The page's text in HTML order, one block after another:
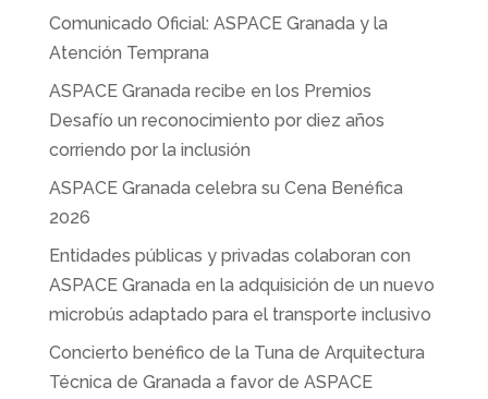
Comunicado Oficial: ASPACE Granada y la
Atención Temprana
ASPACE Granada recibe en los Premios
Desafío un reconocimiento por diez años
corriendo por la inclusión
ASPACE Granada celebra su Cena Benéfica
2026
Entidades públicas y privadas colaboran con
ASPACE Granada en la adquisición de un nuevo
microbús adaptado para el transporte inclusivo
Concierto benéfico de la Tuna de Arquitectura
Técnica de Granada a favor de ASPACE